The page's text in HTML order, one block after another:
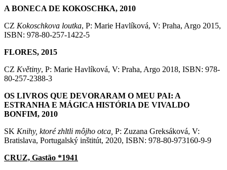
A BONECA DE KOKOSCHKA, 2010
CZ Kokoschkova loutka, P: Marie Havlíková, V: Praha, Argo 2015,
ISBN: 978-80-257-1422-5
FLORES, 2015
CZ Květiny, P: Marie Havlíková, V: Praha, Argo 2018, ISBN: 978-
80-257-2388-3
OS LIVROS QUE DEVORARAM O MEU PAI: A
ESTRANHA E MÁGICA HISTÓRIA DE VIVALDO
BONFIM, 2010
SK Knihy, ktoré zhltli môjho otca, P: Zuzana Greksáková, V:
Bratislava, Portugalský inštitút, 2020, ISBN: 978-80-973160-9-9
CRUZ, Gastão *1941